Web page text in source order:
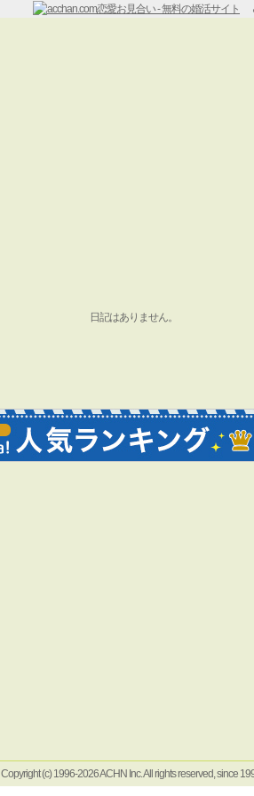
日記はありません。
Copyright (c) 1996-2026 ACHN Inc. All rights reserved, since